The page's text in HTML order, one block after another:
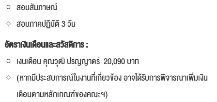
สอบสัมภาษณ์
สอบภาคปฏิบัติ 3 วัน
อัตราเงินเดือนและสวัสดิการ :
เงินเดือน คุณวุฒิ ปริญญาตรี 20,090 บาท
(หากมีประสบการณ์ในงานที่เกี่ยวข้อง อาจได้รับการพิจารณาเพิ่มเงิน
เดือนตามหลักเกณฑ์ของคณะฯ)